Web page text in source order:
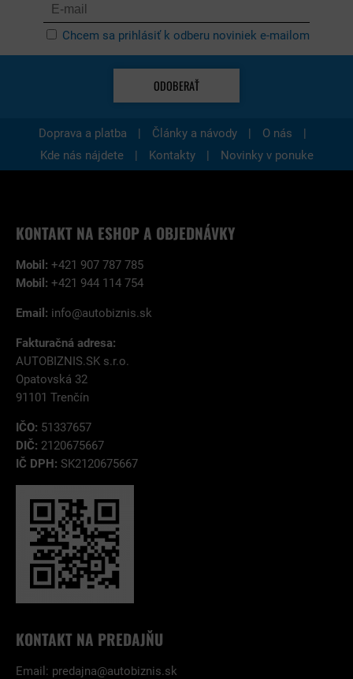
Chcem sa prihlásiť k odberu noviniek e-mailom
ODOBERAŤ
Doprava a platba | Články a návody | O nás
|
Kde nás nájdete
| Kontakty | Novinky v ponuke
KONTAKT NA ESHOP A OBJEDNÁVKY
Mobil: +421 907 787 785
Mobil: +421 944 114 754
Email: info@autobiznis.sk
Fakturačná adresa:
AUTOBIZNIS.SK s.r.o.
Opatovská 32
91101 Trenčín
IČO: 51337657
DIČ: 2120675667
IČ DPH: SK2120675667
KONTAKT NA PREDAJŇU
Email: predajna@autobiznis.sk